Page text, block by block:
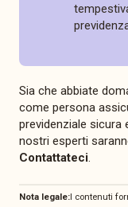
Sia che abbiate
come persona
previdenziale sicura
nostri esperti
Contattateci.
Nota legale:I contenuti